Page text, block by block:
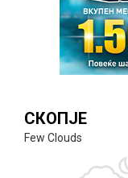
СКОПЈЕ
Few Clouds